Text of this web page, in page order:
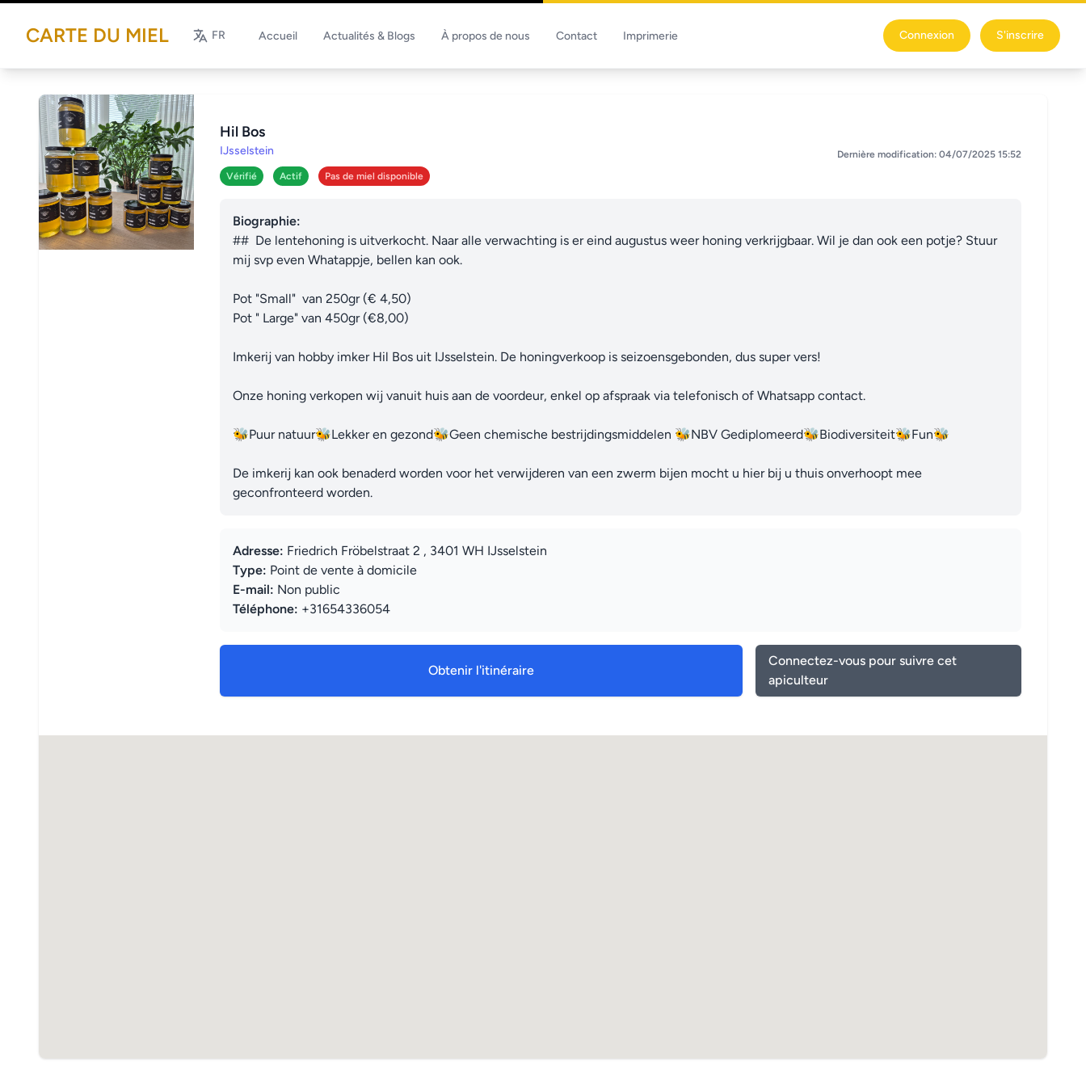
CARTE DU MIEL FR Accueil Actualités & Blogs À propos de nous Contact Imprimerie Connexion S'inscrire
Hil Bos
IJsselstein
Vérifié Actif Pas de miel disponible
Dernière modification: 04/07/2025 15:52
Biographie:
##  De lentehoning is uitverkocht. Naar alle verwachting is er eind augustus weer honing verkrijgbaar. Wil je dan ook een potje? Stuur
mij svp even Whatappje, bellen kan ook.
Pot "Small"  van 250gr (€ 4,50)
Pot " Large" van 450gr (€8,00)
Imkerij van hobby imker Hil Bos uit IJsselstein. De honingverkoop is seizoensgebonden, dus super vers!
Onze honing verkopen wij vanuit huis aan de voordeur, enkel op afspraak via telefonisch of Whatsapp contact.
🐝Puur natuur🐝Lekker en gezond🐝Geen chemische bestrijdingsmiddelen 🐝NBV Gediplomeerd🐝Biodiversiteit🐝Fun🐝
De imkerij kan ook benaderd worden voor het verwijderen van een zwerm bijen mocht u hier bij u thuis onverhoopt mee
geconfronteerd worden.
Adresse: Friedrich Fröbelstraat 2 , 3401 WH IJsselstein
Type: Point de vente à domicile
E-mail: Non public
Téléphone: +31654336054
Obtenir l'itinéraire
Connectez-vous pour suivre cet
apiculteur